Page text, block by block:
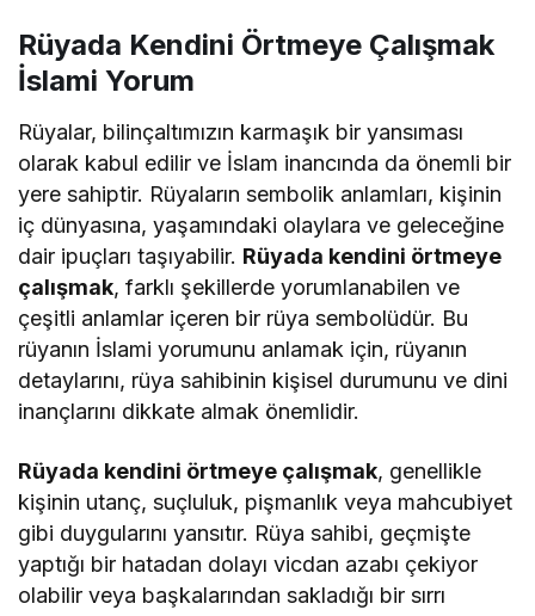
Rüyada Kendini Örtmeye Çalışmak
İslami Yorum
Rüyalar, bilinçaltımızın karmaşık bir yansıması
olarak kabul edilir ve İslam inancında da önemli bir
yere sahiptir. Rüyaların sembolik anlamları, kişinin
iç dünyasına, yaşamındaki olaylara ve geleceğine
dair ipuçları taşıyabilir. Rüyada kendini örtmeye
çalışmak, farklı şekillerde yorumlanabilen ve
çeşitli anlamlar içeren bir rüya sembolüdür. Bu
rüyanın İslami yorumunu anlamak için, rüyanın
detaylarını, rüya sahibinin kişisel durumunu ve dini
inançlarını dikkate almak önemlidir.
Rüyada kendini örtmeye çalışmak, genellikle
kişinin utanç, suçluluk, pişmanlık veya mahcubiyet
gibi duygularını yansıtır. Rüya sahibi, geçmişte
yaptığı bir hatadan dolayı vicdan azabı çekiyor
olabilir veya başkalarından sakladığı bir sırrı